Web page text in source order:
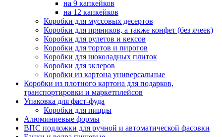
на 9 капкейков
на 12 капкейков
Коробки для муссовых десертов
Коробки для пряников, а также конфет (без ячеек)
Коробки для рулетов и кексов
Коробки для тортов и пирогов
Коробки для шоколадных плиток
Коробки для эклеров
Коробки из картона универсальные
Коробки из плотного картона для подарков,
транспортировки и маркетплейсов
Упаковка для фаст-фуда
Коробки для пиццы
Алюминиевые формы
ВПС подложки для ручной и автоматической фасовки